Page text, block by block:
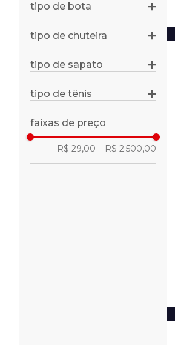
vôlei
amortech
evasense
bump
softfoam+
hiperflex
tipo de bota
casual
tipo de chuteira
futsal
tipo de sapato
casual
mule
oxford
social
tipo de tênis
caminhada
casual
corrida
fitness/musculação
faixas de preço
R$ 29,00 – R$ 2.500,00